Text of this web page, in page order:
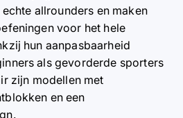
allrounders en maken
voor het hele
hun aanpasbaarheid
als gevorderde sporters
zijn modellen met
en een